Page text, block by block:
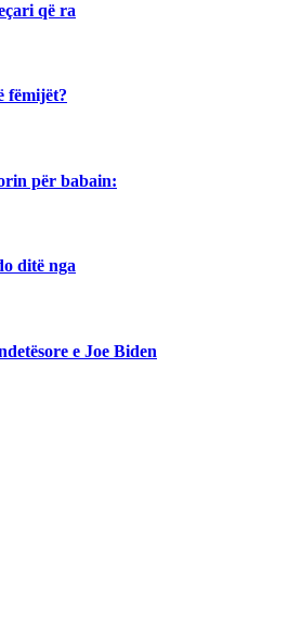
që ra
fëmijët?
për babain:
ditë nga
e Joe Biden